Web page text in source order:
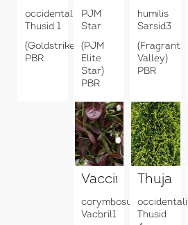
occidentalis
Thusid 1
(Goldstrike)
PBR
PJM
Star
(PJM
Elite
Star)
PBR
humilis
Sarsid3
(Fragrant
Valley)
PBR
Vaccinium
corymbosum
Vacbril1
Thuja
occidentalis
Thusid